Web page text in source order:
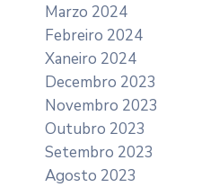
Marzo 2024
Febreiro 2024
Xaneiro 2024
Decembro 2023
Novembro 2023
Outubro 2023
Setembro 2023
Agosto 2023